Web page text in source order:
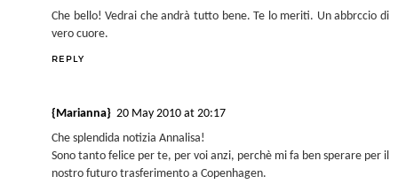
Che bello! Vedrai che andrà tutto bene. Te lo meriti. Un abbrccio di
vero cuore.
REPLY
{Marianna} 20 May 2010 at 20:17
Che splendida notizia Annalisa!
Sono tanto felice per te, per voi anzi, perchè mi fa ben sperare per il
nostro futuro trasferimento a Copenhagen.